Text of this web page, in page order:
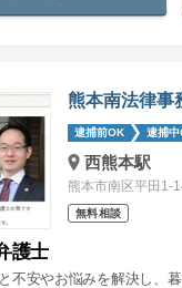
熊本南法律事
逮捕前OK 逮捕中
西熊本駅
熊本市南区平田1-
無料相談
護士
不安やお悩みを解決し、